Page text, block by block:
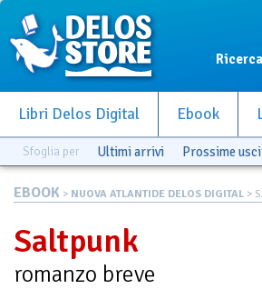
Ricerca
Libri Delos Digital Ebook
Sfoglia per Ultimi arrivi Prossime
EBOOK > NUOVA ATLANTIDE DELOS DIGITAL >
Saltpunk
romanzo breve